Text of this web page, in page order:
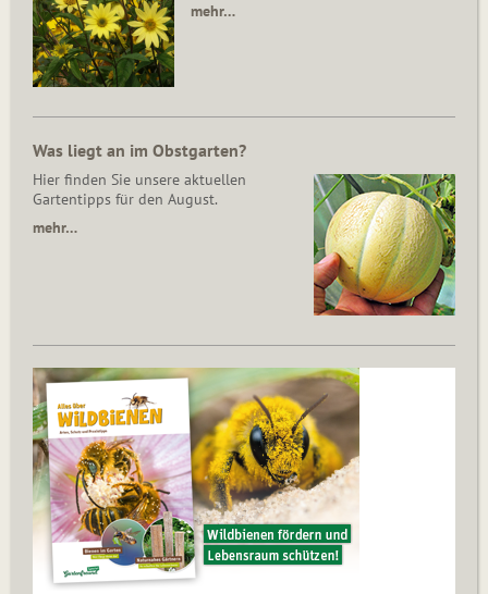
mehr…
Was liegt an im Obstgarten?
Hier finden Sie unsere aktuellen
Gartentipps für den August.
mehr…